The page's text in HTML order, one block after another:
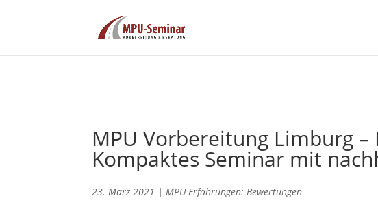
MPU Vorbereitung Limburg
Kompaktes Seminar mit
23. März 2021 |MPU Erfahrungen: Bewertungen